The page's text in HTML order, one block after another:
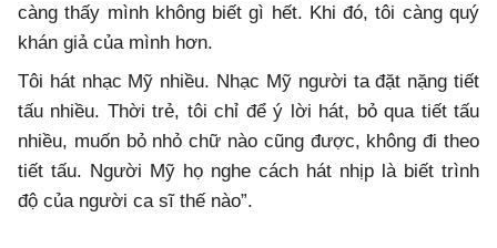
càng thấy mình không biết gì hết. Khi đó, tôi càng quý
khán giả của mình hơn.
Tôi hát nhạc Mỹ nhiều. Nhạc Mỹ người ta đặt nặng tiết
tấu nhiều. Thời trẻ, tôi chỉ để ý lời hát, bỏ qua tiết tấu
nhiều, muốn bỏ nhỏ chữ nào cũng được, không đi theo
tiết tấu. Người Mỹ họ nghe cách hát nhịp là biết trình
độ của người ca sĩ thế nào”.